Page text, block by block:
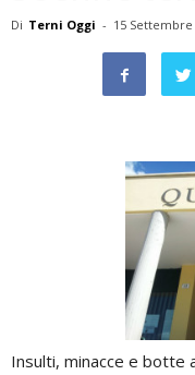
Di Terni Oggi - 15 Settembre
Insulti, minacce e botte